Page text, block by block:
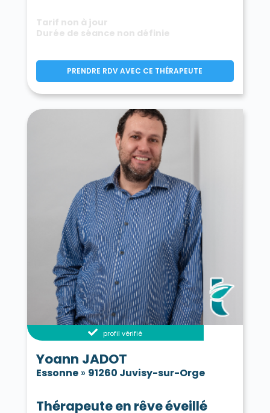
Tarif non à jour
Durée de séance non définie
PRENDRE RDV AVEC CE THÉRAPEUTE
profil vérifié
Yoann JADOT
Essonne» 91260 Juvisy-sur-Orge
Thérapeute en rêve éveillé